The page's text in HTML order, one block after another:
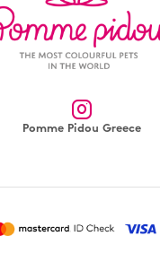
Pomme Pidou Greece